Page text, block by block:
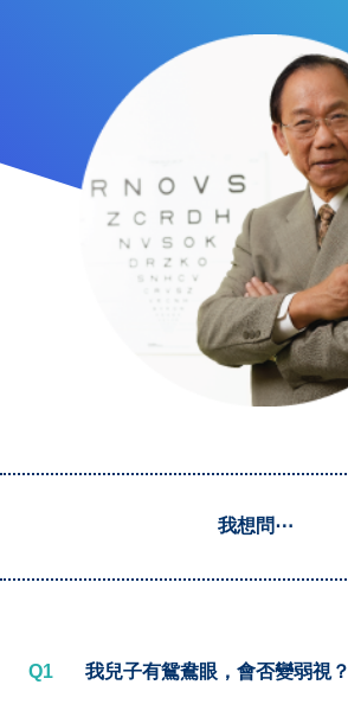
我想問⋯
Q1 我兒子有鴛鴦眼，會否變弱視？